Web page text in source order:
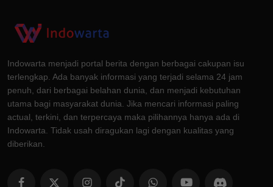
Indowarta menjadi portal berita dengan berbagai cakupan isu
terlengkap. Ada banyak informasi yang terjadi selama 24 jam
penuh, dari berbagai belahan dunia, dan menjadi kebutuhan
utama bagi masyarakat dunia. Jika mencari informasi paling
actual, terkini, dan terpercaya maka pilihannya hanya ada di
Indowarta. Tidak usah diragukan lagi dengan kualitas yang
diberikan.